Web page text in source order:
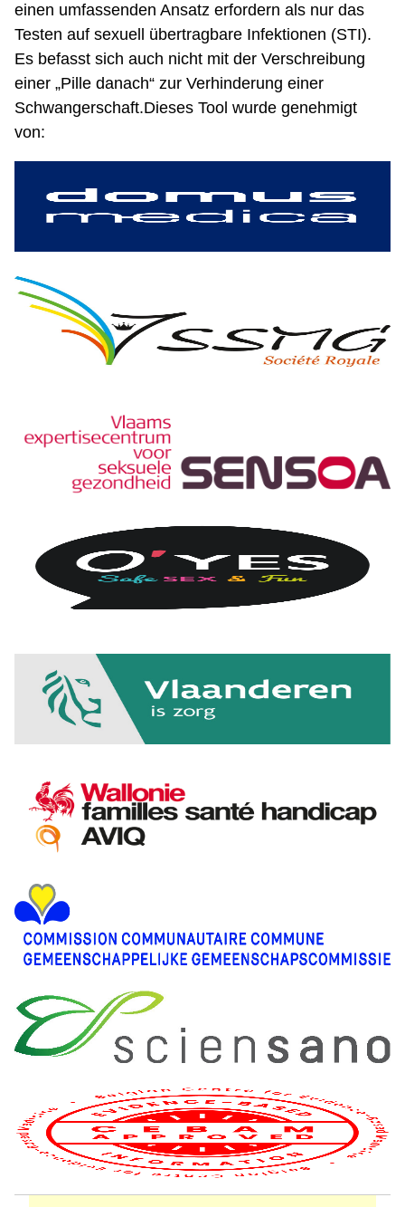
einen umfassenden Ansatz erfordern als nur das
Testen auf sexuell übertragbare Infektionen (STI).
Es befasst sich auch nicht mit der Verschreibung
einer „Pille danach“ zur Verhinderung einer
Schwangerschaft.Dieses Tool wurde genehmigt
von: